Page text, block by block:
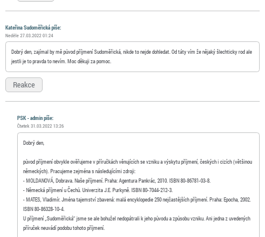
Kateřina Sudoměřická píše:
Neděle 27.03.2022 01:24
Dobrý den, zajímal by mě původ příjmení Sudoměřická, nikde to nejde dohledat. Od táty vím že nějaký šlechticky rod ale
jestli je to pravda to nevím. Moc děkuji za pomoc.
Reakce
PSK - admin píše:
Čtvrtek 31.03.2022 13:26
Dobrý den,
původ příjmení obvykle ověřujeme v příručkách věnujících se vzniku a výskytu příjmení, českých i cizích (většinou
německých). Pracujeme zejména s následujícími zdroji:
- MOLDANOVÁ, Dobrava. Naše příjmení. Praha: Agentura Pankrác, 2010. ISBN 80-86781-03-8.
- Německá příjmení u Čechů. Univerzita J.E. Purkyně. ISBN 80-7044-212-3.
- MATES, Vladimír. Jména tajemství zbavená: malá encyklopedie 250 nejčastějších příjmení. Praha: Epocha, 2002.
ISBN 80-86328-10-4.
U příjmení „Sudoměřická“ jsme se ale bohužel nedopátrali k jeho původu a způsobu vzniku. Ani jedna z uvedených
příruček neuvádí podobu tohoto příjmení.